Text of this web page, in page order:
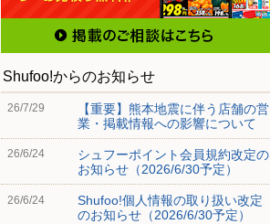
Shufoo!からのお知らせ
26/7/29
【重要】熊本地震に伴う店舗の営
業・掲載情報への影響について
26/6/24
シュフーポイント会員規約改定の
お知らせ（2026/6/30予定）
26/6/24
Shufoo!個人情報の取り扱い改定
のお知らせ（2026/6/30予定）